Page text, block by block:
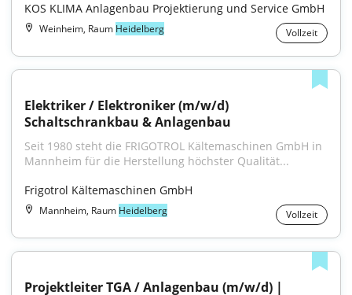
KOS KLIMA Anlagenbau Projektierung und Service GmbH
Weinheim, Raum Heidelberg Vollzeit
Elektriker / Elektroniker (m/w/d)
Schaltschrankbau & Anlagenbau
Seit 1980 steht die FRIGOTROL Kältemaschinen GmbH in
Mannheim für die Herstellung höchster Qualität...
Frigotrol Kältemaschinen GmbH
Mannheim, Raum Heidelberg Vollzeit
Projektleiter TGA / Anlagenbau (m/w/d) |